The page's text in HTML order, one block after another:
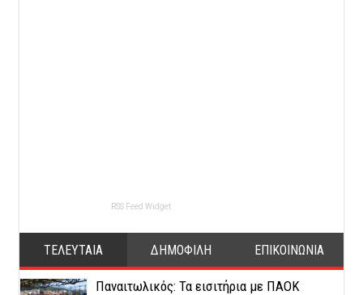
RSS Feed Widget
ΤΕΛΕΥΤΑΙΑ ΔΗΜΟΦΙΛΗ ΕΠΙΚΟΙΝΩΝΙΑ
Παναιτωλικός: Τα εισιτήρια με ΠΑΟΚ